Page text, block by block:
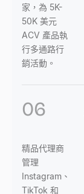
家，為 5K-
50K 美元
ACV 產品執
行多通路行
銷活動。
06
精品代理商
管理
Instagram、
TikTok 和